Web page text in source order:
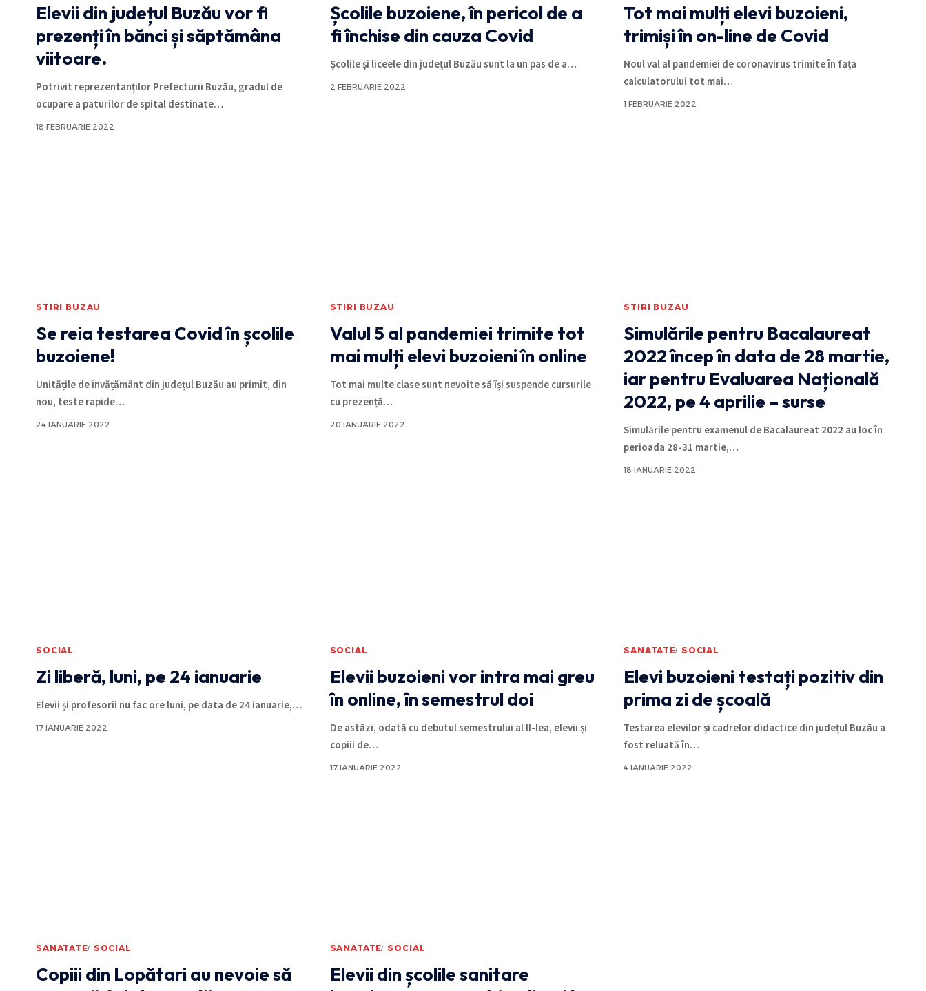
Elevii din județul Buzău vor fi
prezenți în bănci și săptămâna
viitoare.
Potrivit reprezentanților Prefecturii Buzău, gradul de
ocupare a paturilor de spital destinate…
18 FEBRUARIE 2022
Școlile buzoiene, în pericol de a
fi închise din cauza Covid
Școlile și liceele din județul Buzău sunt la un pas de a…
2 FEBRUARIE 2022
Tot mai mulți elevi buzoieni,
trimiși în on-line de Covid
Noul val al pandemiei de coronavirus trimite în fața
calculatorului tot mai…
1 FEBRUARIE 2022
STIRI BUZAU
Se reia testarea Covid în școlile
buzoiene!
Unitățile de învățământ din județul Buzău au primit, din
nou, teste rapide…
24 IANUARIE 2022
STIRI BUZAU
Valul 5 al pandemiei trimite tot
mai mulți elevi buzoieni în online
Tot mai multe clase sunt nevoite să își suspende cursurile
cu prezență…
20 IANUARIE 2022
STIRI BUZAU
Simulările pentru Bacalaureat
2022 încep în data de 28 martie,
iar pentru Evaluarea Națională
2022, pe 4 aprilie – surse
Simulările pentru examenul de Bacalaureat 2022 au loc în
perioada 28-31 martie,…
18 IANUARIE 2022
SOCIAL
Zi liberă, luni, pe 24 ianuarie
Elevii și profesorii nu fac ore luni, pe data de 24 ianuarie,…
17 IANUARIE 2022
SOCIAL
Elevii buzoieni vor intra mai greu
în online, în semestrul doi
De astăzi, odată cu debutul semestrului al II-lea, elevii și
copiii de…
17 IANUARIE 2022
SANATATE SOCIAL
Elevi buzoieni testați pozitiv din
prima zi de școală
Testarea elevilor și cadrelor didactice din județul Buzău a
fost reluată în…
4 IANUARIE 2022
SANATATE SOCIAL
Copiii din Lopătari au nevoie să
SANATATE SOCIAL
Elevii din școlile sanitare